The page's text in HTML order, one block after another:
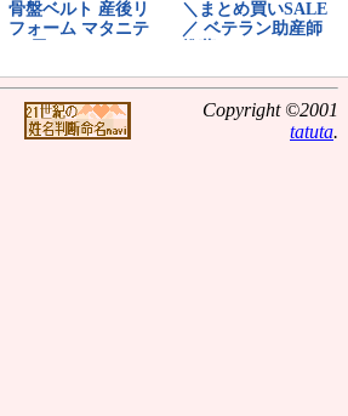
Copyright ©2001
tatuta.